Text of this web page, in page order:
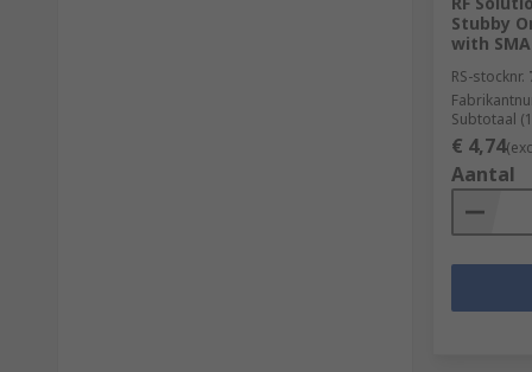
Stubby
with
RS-stocknr.
Subtotaal
€ 4,74
Aantal